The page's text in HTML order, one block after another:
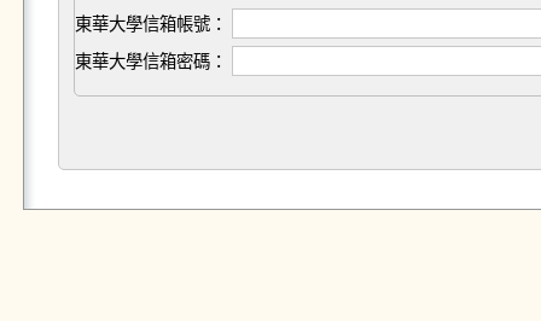
東華大學信箱帳號：
東華大學信箱密碼：